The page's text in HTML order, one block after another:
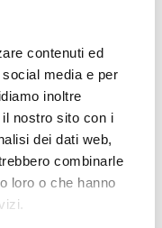
contenuti ed
media e per
inoltre
nostro sito con i
dei dati web,
combinarle
loro o che hanno
mio sovrappeso,
disagio e durante
gli esercizi
Tutto ciò
dagli altri,
più a chiudermi
è sempre